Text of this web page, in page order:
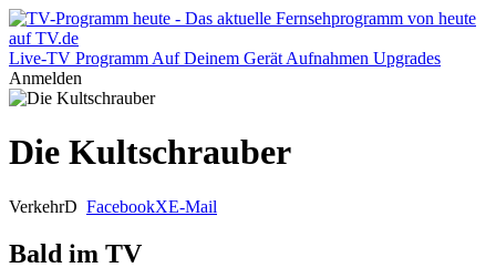
Live-TV Programm Auf Deinem Gerät Aufnahmen Upgrades
Anmelden
Die Kultschrauber
VerkehrD FacebookXE-Mail
Bald im TV